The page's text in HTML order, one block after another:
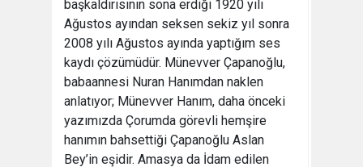
başkaldırısının sona erdiği 1920 yılı
Ağustos ayından seksen sekiz yıl sonra
2008 yılı Ağustos ayında yaptığım ses
kaydı çözümüdür. Münevver Çapanoğlu,
babaannesi Nuran Hanımdan naklen
anlatıyor; Münevver Hanım, daha önceki
yazımızda Çorumda görevli hemşire
hanımın bahsettiği Çapanoğlu Aslan
Bey’in eşidir. Amasya da İdam edilen